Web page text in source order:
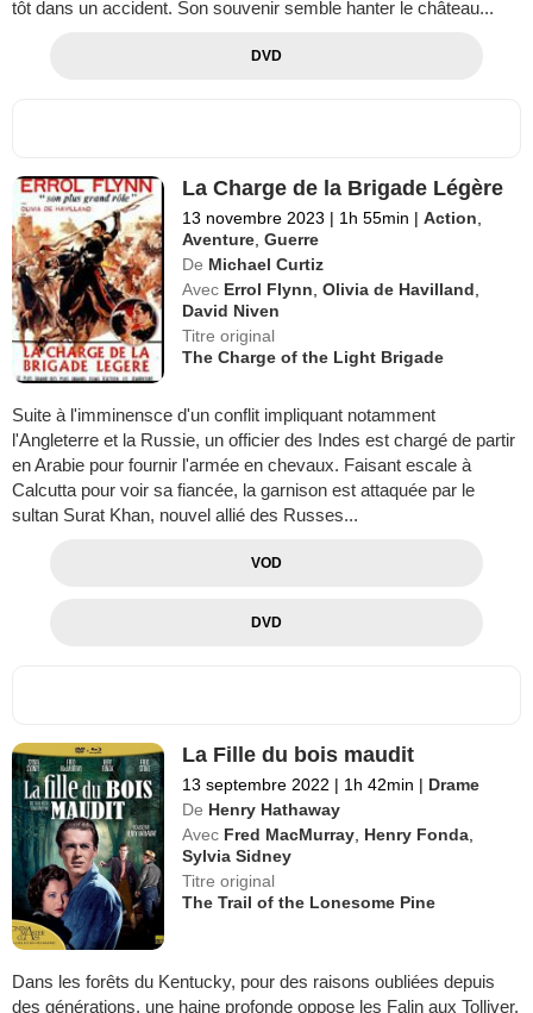
tôt dans un accident. Son souvenir semble hanter le château...
DVD
La Charge de la Brigade Légère
13 novembre 2023 | 1h 55min | Action
Aventure ,Guerre
De Michael Curtiz
Avec Errol Flynn ,Olivia de Havilland
David Niven
Titre original
The Charge of the Light Brigade
Suite à l'imminensce d'un conflit impliquant notamment
l'Angleterre et la Russie, un officier des Indes est chargé de partir
en Arabie pour fournir l'armée en chevaux. Faisant escale à
Calcutta pour voir sa fiancée, la garnison est attaquée par le
sultan Surat Khan, nouvel allié des Russes...
VOD
DVD
La Fille du bois maudit
13 septembre 2022 | 1h 42min | Drame
De Henry Hathaway
Avec Fred MacMurray Henry Fonda
Sylvia Sidney
Titre original
The Trail of the Lonesome Pine
Dans les forêts du Kentucky, pour des raisons oubliées depuis
des générations, une haine profonde oppose les Falin aux Tolliver.